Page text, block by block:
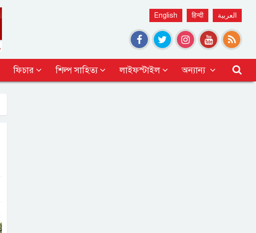
English हिन्दी العربية
ফিচার শিল্প সাহিত্য লাইফস্টাইল অন্যান্য